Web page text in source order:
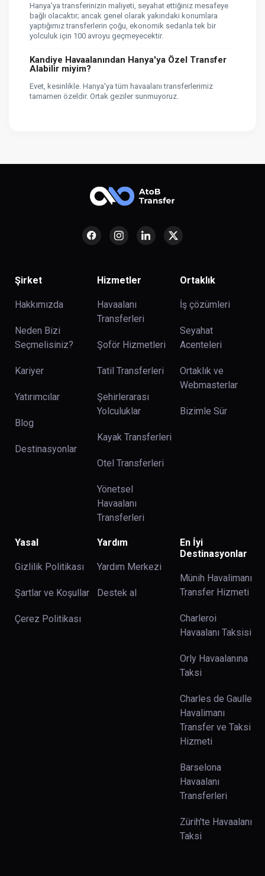
Hanya'ya transferinizin maliyeti, seyahat ettiğiniz mesafeye
bağlı olacaktır; ancak genel olarak yakındaki konumlara
yaptığımız transferlerin çoğu, ekonomik sedanla tek bir
yolculuk için 100 avroyu geçmeyecektir.
Kandiye Havaalanından Hanya'ya Özel Transfer
Alabilir miyim?
Evet, kesinlikle. Hanya'ya tüm havaalanı transferlerimiz
tamamen özeldir. Ortak geziler sunmuyoruz.
Şirket
Hakkımızda
Neden Bizi
Seçmelisiniz?
Kariyer
Yatırımcılar
Blog
Destinasyonlar
Hizmetler
Havaalanı
Transferleri
Şoför Hizmetleri
Tatil Transferleri
Şehirlerarası
Yolculuklar
Kayak Transferleri
Otel Transferleri
Yönetsel
Havaalanı
Transferleri
Ortaklık
İş çözümleri
Seyahat
Acenteleri
Ortaklık ve
Webmasterlar
Bizimle Sür
Yasal
Gizlilik Politikası
Şartlar ve Koşullar
Çerez Politikası
Yardım
Yardım Merkezi
Destek al
En İyi
Destinasyonlar
Münih Havalimanı
Transfer Hizmeti
Charleroi
Havaalanı Taksisi
Orly Havaalanına
Taksi
Charles de Gaulle
Havalimanı
Transfer ve Taksi
Hizmeti
Barselona
Havaalanı
Transferleri
Zürih'te Havaalanı
Taksi